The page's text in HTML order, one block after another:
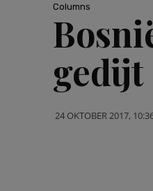
Columns
gedijt
24 OKTOBER 2017,